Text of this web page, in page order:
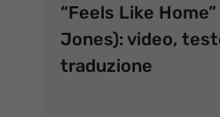
“Feels Like
Jones): video,
traduzione